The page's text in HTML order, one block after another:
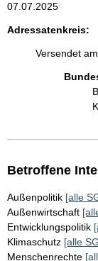
07.07.2025
Adressatenkreis:
Versendet
Betroffene
Außenpolitik [alle
Außenwirtschaft
Entwicklungspolitik
Klimaschutz [alle
Menschenrechte